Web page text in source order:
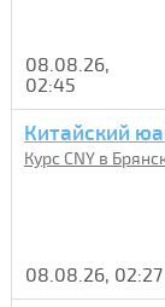
08.08.26,
02:45
Китайский
Курс CNY в
08.08.26, 02:27